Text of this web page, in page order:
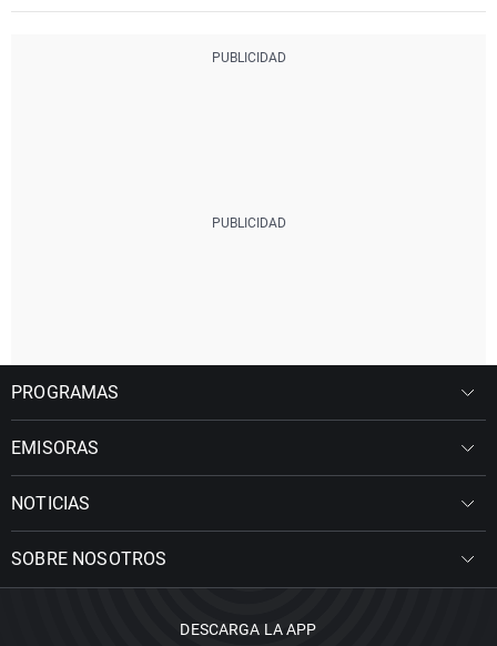
PROGRAMAS
EMISORAS
NOTICIAS
SOBRE NOSOTROS
DESCARGA LA APP